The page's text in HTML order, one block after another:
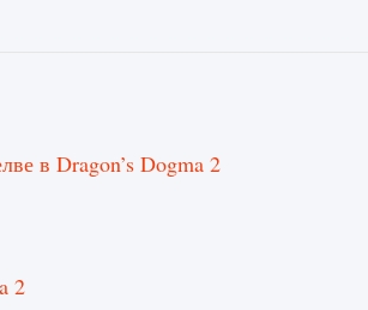
в Dragon’s Dogma 2
2